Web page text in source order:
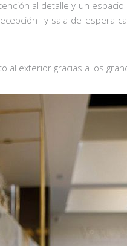
al detalle y un
y sala de espera
al exterior gracias a los